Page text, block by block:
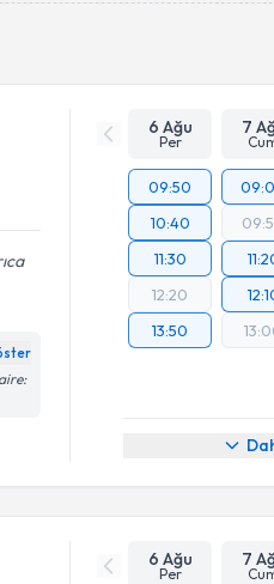
6 Ağu
Per
7
09:50
10:40
11:30
12:20
13:50
6 Ağu
Per
7